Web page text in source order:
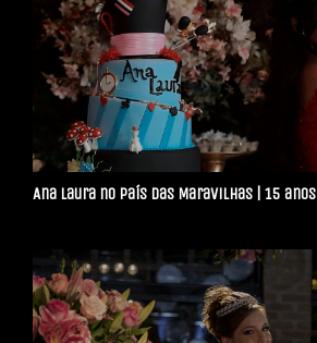
Ana Laura no País das Maravilhas | 15 anos